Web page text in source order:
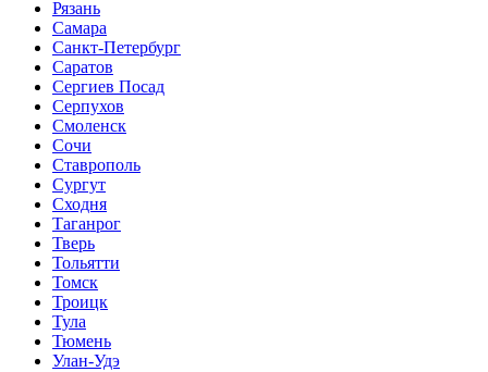
Рязань
Самара
Санкт-Петербург
Саратов
Сергиев Посад
Серпухов
Смоленск
Сочи
Ставрополь
Сургут
Сходня
Таганрог
Тверь
Тольятти
Томск
Троицк
Тула
Тюмень
Улан-Удэ